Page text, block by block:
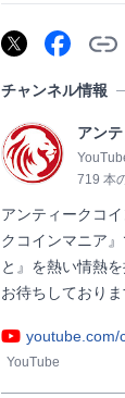
チャンネル情報
アン
719 本
アンティークコ
クコインマニア
と』を熱い情熱
お待ちして
youtube.com/
YouTube